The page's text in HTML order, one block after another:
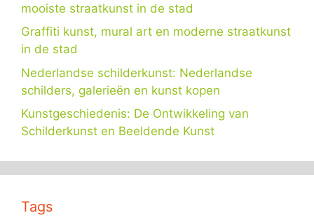
mooiste straatkunst in de stad
Graffiti kunst, mural art en moderne straatkunst
in de stad
Nederlandse schilderkunst: Nederlandse
schilders, galerieën en kunst kopen
Kunstgeschiedenis: De Ontwikkeling van
Schilderkunst en Beeldende Kunst
Tags